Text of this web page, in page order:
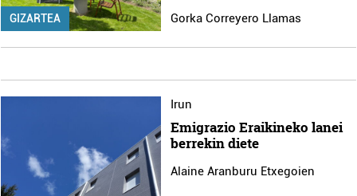
GIZARTEA Gorka Correyero Llamas
Irun
Emigrazio Eraikineko lanei
berrekin diete
Alaine Aranburu Etxegoien